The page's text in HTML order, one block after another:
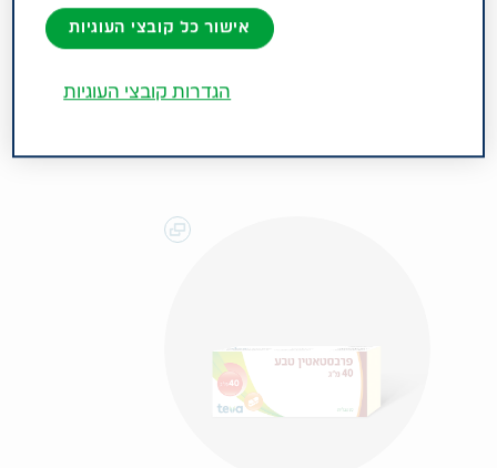
בחולים עם טרשת עורקים ורמת כולסטרול ממוצעת
או גבוהה. קבוצה תרפויטית: סטאטינים (מעכבי
אישור כל קובצי העוגיות
הגדרות קובצי העוגיות